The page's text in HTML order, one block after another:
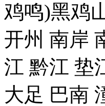
鸡鸣)黑鸡
开州 南岸
江 黔江 垫
大足 巴南